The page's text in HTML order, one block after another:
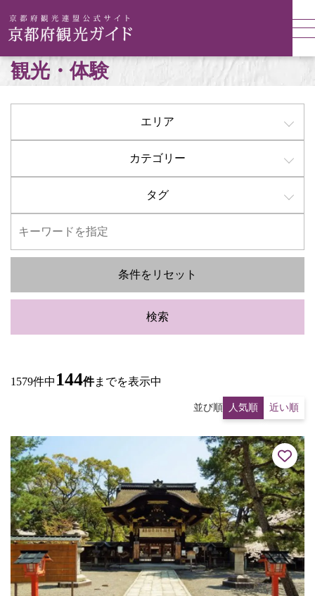
観光・体験
エリア
カテゴリー
タグ
条件をリセット
検索
1579件中 144件までを表示中
並び順 人気順 近い順